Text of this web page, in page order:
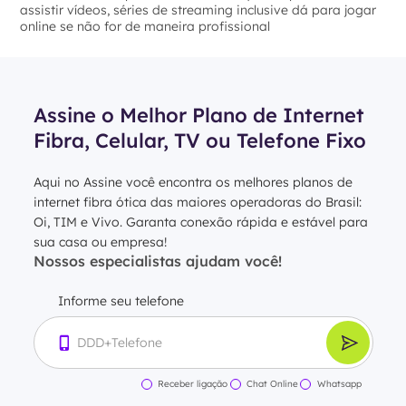
assistir vídeos, séries de streaming inclusive dá para jogar
online se não for de maneira profissional
Assine o Melhor Plano de Internet
Fibra, Celular, TV ou Telefone Fixo
Aqui no Assine você encontra os melhores planos de
internet fibra ótica das maiores operadoras do Brasil:
Oi, TIM e Vivo. Garanta conexão rápida e estável para
sua casa ou empresa!
Nossos especialistas ajudam você!
Informe seu telefone
Receber ligação Chat Online Whatsapp